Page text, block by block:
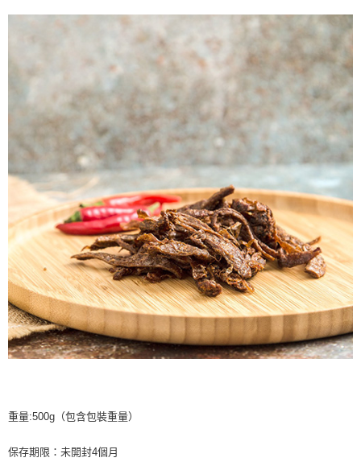
重量:500g（包含包裝重量）
保存期限：未開封4個月